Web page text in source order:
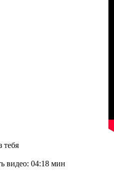
тебя
видео: 04:18 мин